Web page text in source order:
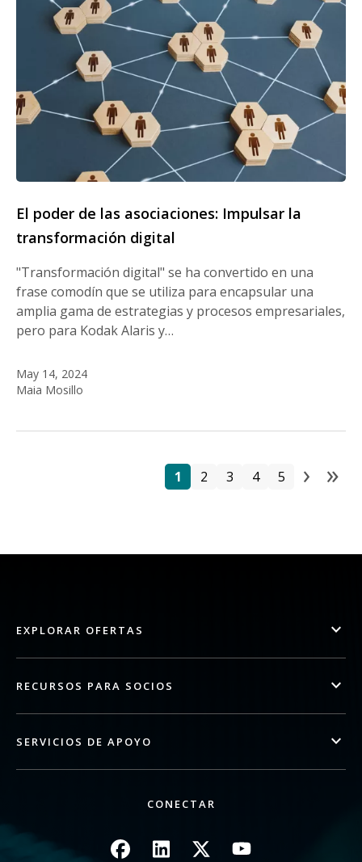
El poder de las asociaciones: Impulsar la
transformación digital
"Transformación digital" se ha convertido en una
frase comodín que se utiliza para encapsular una
amplia gama de estrategias y procesos empresariales,
pero para Kodak Alaris y…
May 14, 2024
Maia Mosillo
Página
1 Página
2 Página
3 Página
4 Página
5 › »
EXPLORAR OFERTAS
RECURSOS PARA SOCIOS
SERVICIOS DE APOYO
CONECTAR
ImagenImagenImagenImagen